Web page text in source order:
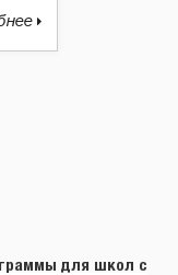
для школ с